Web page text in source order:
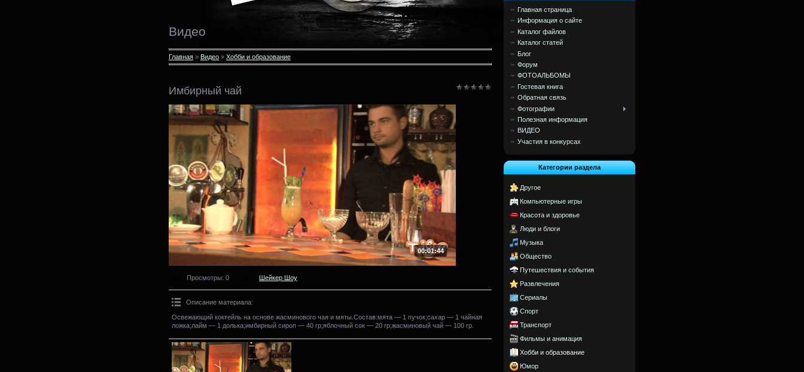
Видео
Главная » Видео » Хобби и образование
Имбирный чай
00:01:44
Просмотры: 0 Шейкер Шоу
Описание материала:
Освежающий коктейль на основе жасминового чая и мяты.Состав:мята — 1 пучок;сахар — 1 чайная
ложка;лайм — 1 долька;имбирный сироп — 40 гр;яблочный сок — 20 гр;жасминовый чай — 100 гр.
Главная страница
Информация о сайте
Каталог файлов
Каталог статей
Блог
Форум
ФОТОАЛЬБОМЫ
Гостевая книга
Обратная связь
Фотографии
Полезная информация
ВИДЕО
Участия в конкурсах
Категории раздела
Другое
Компьютерные игры
Красота и здоровье
Люди и блоги
Музыка
Общество
Путешествия и события
Развлечения
Сериалы
Спорт
Транспорт
Фильмы и анимация
Хобби и образование
Юмор